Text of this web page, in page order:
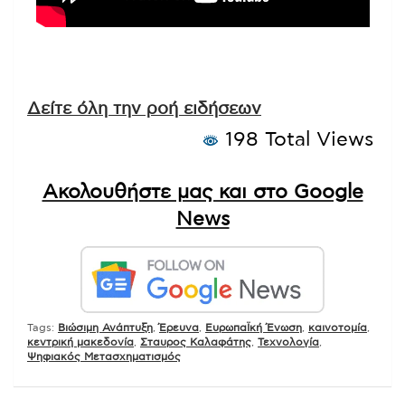
Δείτε όλη την ροή ειδήσεων
198 Total Views
Ακολουθήστε μας και στο Google
News
Tags: Βιώσιμη Ανάπτυξη ,Έρευνα ΕυρωπαΪκή Ένωση καινοτομία
κεντρική μακεδονία
Σταυρος Καλαφάτης Τεχνολογία
Ψηφιακός Μετασχηματισμός